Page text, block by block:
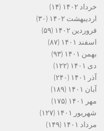
خرداد ۱۴۰۲
(۱۴)
اردیبهشت ۱۴۰۲
(۳۰)
فروردین ۱۴۰۲
(۵۹)
اسفند ۱۴۰۱
(۸۷)
بهمن ۱۴۰۱
(۹۳)
دی ۱۴۰۱
(۱۲۲)
آذر ۱۴۰۱
(۲۴۰)
آبان ۱۴۰۱
(۱۸۹)
مهر ۱۴۰۱
(۱۷۵)
شهریور ۱۴۰۱
(۱۲۷)
مرداد ۱۴۰۱
(۱۴۹)